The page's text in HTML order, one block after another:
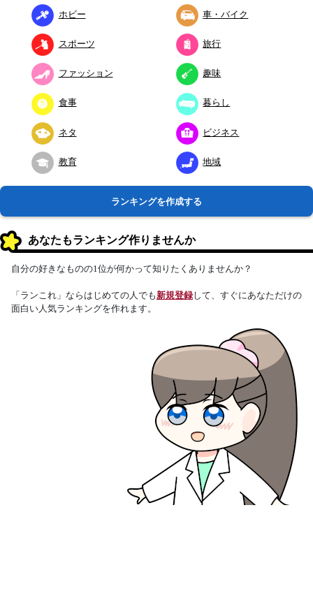
ホビー 車・バイク
スポーツ 旅行
ファッション 趣味
食事 暮らし
ネタ ビジネス
教育 地域
ランキングを作成する
あなたもランキング作りませんか
自分の好きなものの1位が何かって知りたくありませんか？
「ランこれ」ならはじめての人でも新規登録して、すぐにあなただけの
面白い人気ランキングを作れます。